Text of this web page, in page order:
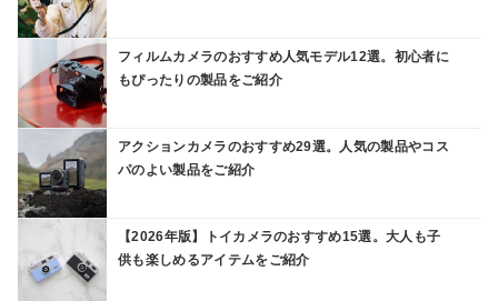
フィルムカメラのおすすめ人気モデル12選。初心者に
もぴったりの製品をご紹介
アクションカメラのおすすめ29選。人気の製品やコス
パのよい製品をご紹介
【2026年版】トイカメラのおすすめ15選。大人も子
供も楽しめるアイテムをご紹介